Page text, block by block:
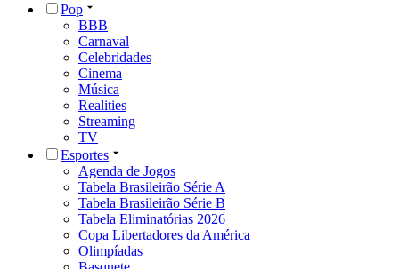
Pop
BBB
Carnaval
Celebridades
Cinema
Música
Realities
Streaming
TV
Esportes
Agenda de Jogos
Tabela Brasileirão Série A
Tabela Brasileirão Série B
Tabela Eliminatórias 2026
Copa Libertadores da América
Olimpíadas